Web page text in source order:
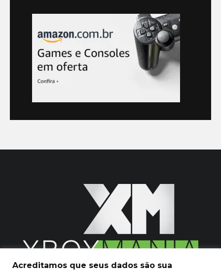
Acreditamos que seus dados são sua